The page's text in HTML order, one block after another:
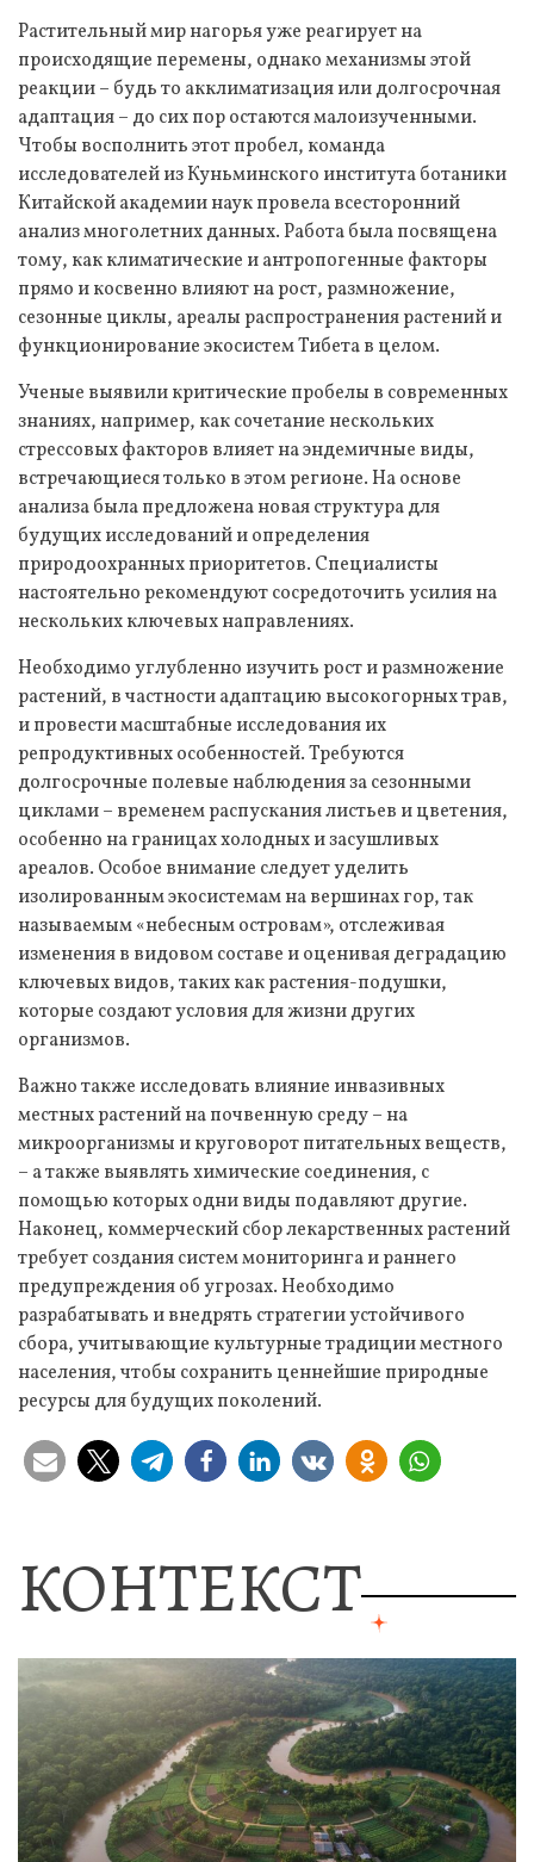
Растительный мир нагорья уже реагирует на
происходящие перемены, однако механизмы этой
реакции – будь то акклиматизация или долгосрочная
адаптация – до сих пор остаются малоизученными.
Чтобы восполнить этот пробел, команда
исследователей из Куньминского института ботаники
Китайской академии наук провела всесторонний
анализ многолетних данных. Работа была посвящена
тому, как климатические и антропогенные факторы
прямо и косвенно влияют на рост, размножение,
сезонные циклы, ареалы распространения растений и
функционирование экосистем Тибета в целом.
Ученые выявили критические пробелы в современных
знаниях, например, как сочетание нескольких
стрессовых факторов влияет на эндемичные виды,
встречающиеся только в этом регионе. На основе
анализа была предложена новая структура для
будущих исследований и определения
природоохранных приоритетов. Специалисты
настоятельно рекомендуют сосредоточить усилия на
нескольких ключевых направлениях.
Необходимо углубленно изучить рост и размножение
растений, в частности адаптацию высокогорных трав,
и провести масштабные исследования их
репродуктивных особенностей. Требуются
долгосрочные полевые наблюдения за сезонными
циклами – временем распускания листьев и цветения,
особенно на границах холодных и засушливых
ареалов. Особое внимание следует уделить
изолированным экосистемам на вершинах гор, так
называемым «небесным островам», отслеживая
изменения в видовом составе и оценивая деградацию
ключевых видов, таких как растения-подушки,
которые создают условия для жизни других
организмов.
Важно также исследовать влияние инвазивных
местных растений на почвенную среду – на
микроорганизмы и круговорот питательных веществ,
– а также выявлять химические соединения, с
помощью которых одни виды подавляют другие.
Наконец, коммерческий сбор лекарственных растений
требует создания систем мониторинга и раннего
предупреждения об угрозах. Необходимо
разрабатывать и внедрять стратегии устойчивого
сбора, учитывающие культурные традиции местного
населения, чтобы сохранить ценнейшие природные
ресурсы для будущих поколений.
КОНТЕКСТ